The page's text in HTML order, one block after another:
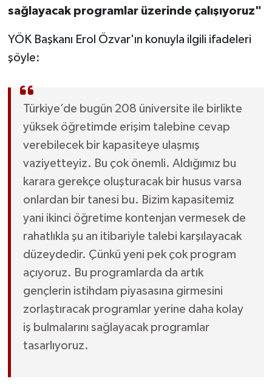
sağlayacak programlar üzerinde çalışıyoruz"
YÖK Başkanı Erol Özvar'ın konuyla ilgili ifadeleri
şöyle:
Türkiye’de bugün 208 üniversite ile birlikte
yüksek öğretimde erişim talebine cevap
verebilecek bir kapasiteye ulaşmış
vaziyetteyiz. Bu çok önemli. Aldığımız bu
karara gerekçe oluşturacak bir husus varsa
onlardan bir tanesi bu. Bizim kapasitemiz
yani ikinci öğretime kontenjan vermesek de
rahatlıkla şu an itibariyle talebi karşılayacak
düzeydedir. Çünkü yeni pek çok program
açıyoruz. Bu programlarda da artık
gençlerin istihdam piyasasına girmesini
zorlaştıracak programlar yerine daha kolay
iş bulmalarını sağlayacak programlar
tasarlıyoruz.